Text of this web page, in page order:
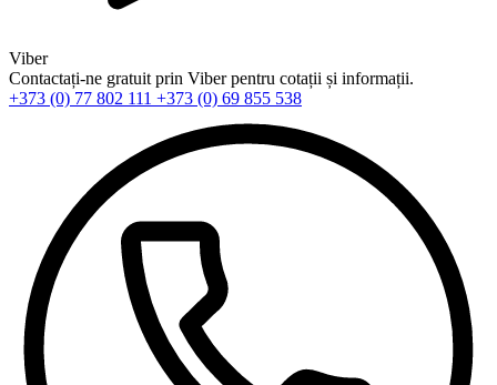
Viber
Contactați-ne gratuit prin Viber pentru cotații și informații.
+373 (0) 77 802 111 +373 (0) 69 855 538